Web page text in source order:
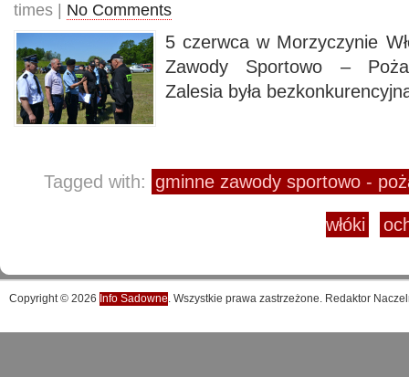
times | No Comments
5 czerwca w Morzyczynie
Zawody Sportowo –
Zalesia była
Tagged with: gminne zawody sportowo -
włóki
Copyright © 2026 Info Sadowne. Wszystkie prawa zastrzeżone. Redaktor